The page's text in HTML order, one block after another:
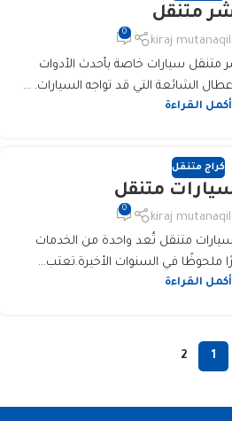
متنقل
kiraj
0
متنقل سيارات خاصة بأحدث الأدوات
الشائعة التي قد تواجه السيارات. ...
أكمل القراءة
كراج متنقل
متنقل
kiraj
0
متنقل تُعد واحدة من الخدمات
ملحوظًا في السنوات الأخيرة.تعتب...
أكمل القراءة
1
2